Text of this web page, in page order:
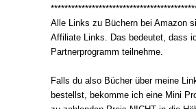
Alle Links zu Büchern bei Amazon
Affiliate Links. Das bedeutet, dass
Partnerprogramm teilnehme.
Falls du also Bücher über meine
bestellst, bekomme ich eine Mini